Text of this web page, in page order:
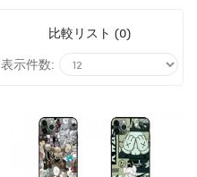
比較リスト (0)
表示件数: